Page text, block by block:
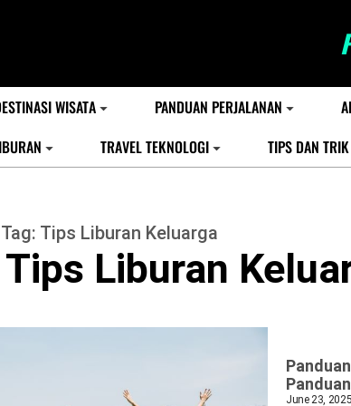
WISATA PANDUAN PERJALANAN
TRAVEL TEKNOLOGI TIPS DAN
Tag: Tips Liburan Keluarga
Tips Liburan
June 23, 2025